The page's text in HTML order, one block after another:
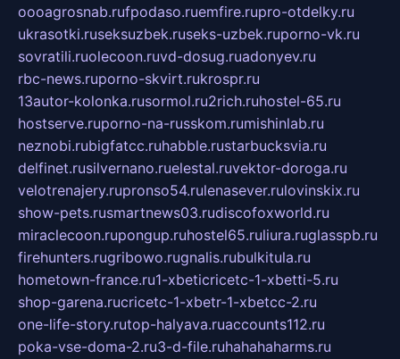
oooagrosnab.rufpodaso.ruemfire.rupro-otdelky.ru
ukrasotki.ruseksuzbek.ruseks-uzbek.ruporno-vk.ru
sovratili.ruolecoon.ruvd-dosug.ruadonyev.ru
rbc-news.ruporno-skvirt.rukrospr.ru
13autor-kolonka.rusormol.ru2rich.ruhostel-65.ru
hostserve.ruporno-na-russkom.rumishinlab.ru
neznobi.rubigfatcc.ruhabble.rustarbucksvia.ru
delfinet.rusilvernano.ruelestal.ruvektor-doroga.ru
velotrenajery.rupronso54.rulenasever.rulovinskix.ru
show-pets.rusmartnews03.rudiscofoxworld.ru
miraclecoon.rupongup.ruhostel65.ruliura.ruglasspb.ru
firehunters.rugribowo.rugnalis.rubulkitula.ru
hometown-france.ru1-xbeticricetc-1-xbetti-5.ru
shop-garena.rucricetc-1-xbetr-1-xbetcc-2.ru
one-life-story.rutop-halyava.ruaccounts112.ru
poka-vse-doma-2.ru3-d-file.ruhahahaharms.ru